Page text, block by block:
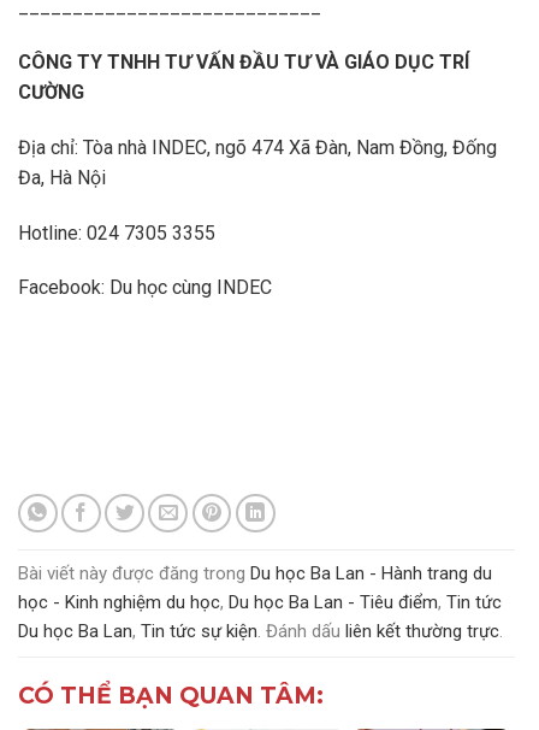
CÔNG TY TNHH TƯ VẤN ĐẦU TƯ VÀ GIÁO DỤC TRÍ
CƯỜNG
Địa chỉ: Tòa nhà INDEC, ngõ 474 Xã Đàn, Nam Đồng, Đống
Đa, Hà Nội
Hotline: 024 7305 3355
Facebook: Du học cùng INDEC
Bài viết này được đăng trong Du học Ba Lan - Hành trang du
học - Kinh nghiệm du học, Du học Ba Lan - Tiêu điểm, Tin tức
Du học Ba Lan, Tin tức sự kiện. Đánh dấu liên kết thường trực.
CÓ THỂ BẠN QUAN TÂM: